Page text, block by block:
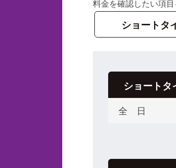
料金を確認したい項目
ショートタ
ショートタ
全 日